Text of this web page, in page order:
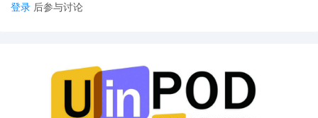
登录 后参与讨论